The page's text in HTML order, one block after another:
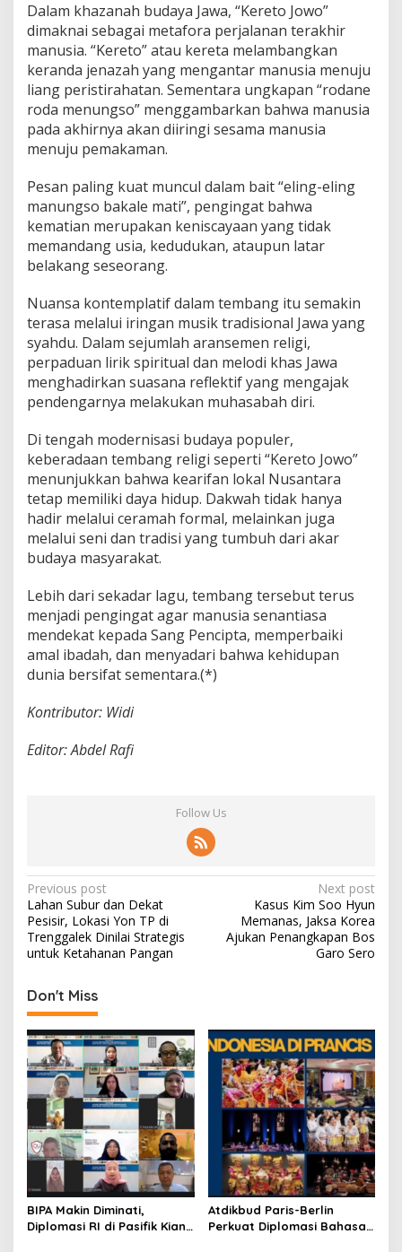
w
a
y
a
g
T
e
H
d
u
Dalam khazanah budaya Jawa, “Kereto Jowo”
dimaknai sebagai metafora perjalanan terakhir
manusia. “Kereto” atau kereta melambangkan
keranda jenazah yang mengantar manusia menuju
liang peristirahatan. Sementara ungkapan “rodane
roda menungso” menggambarkan bahwa manusia
pada akhirnya akan diiringi sesama manusia
menuju pemakaman.
Pesan paling kuat muncul dalam bait “eling-eling
manungso bakale mati”, pengingat bahwa
kematian merupakan keniscayaan yang tidak
memandang usia, kedudukan, ataupun latar
belakang seseorang.
Nuansa kontemplatif dalam tembang itu semakin
terasa melalui iringan musik tradisional Jawa yang
syahdu. Dalam sejumlah aransemen religi,
perpaduan lirik spiritual dan melodi khas Jawa
menghadirkan suasana reflektif yang mengajak
pendengarnya melakukan muhasabah diri.
Di tengah modernisasi budaya populer,
keberadaan tembang religi seperti “Kereto Jowo”
menunjukkan bahwa kearifan lokal Nusantara
tetap memiliki daya hidup. Dakwah tidak hanya
hadir melalui ceramah formal, melainkan juga
melalui seni dan tradisi yang tumbuh dari akar
budaya masyarakat.
Lebih dari sekadar lagu, tembang tersebut terus
menjadi pengingat agar manusia senantiasa
mendekat kepada Sang Pencipta, memperbaiki
amal ibadah, dan menyadari bahwa kehidupan
dunia bersifat sementara.(*)
Kontributor: Widi
Editor: Abdel Rafi
Follow Us
P
o
s
n
a
v
i
g
a
t
i
o
n
Previous post
Lahan Subur dan Dekat
Pesisir, Lokasi Yon TP di
Trenggalek Dinilai Strategis
untuk Ketahanan Pangan
Next post
Kasus Kim Soo Hyun
Memanas, Jaksa Korea
Ajukan Penangkapan Bos
Garo Sero
Don't Miss
BIPA Makin Diminati,
Diplomasi RI di Pasifik Kian
Atdikbud Paris-Berlin
Perkuat Diplomasi Bahasa